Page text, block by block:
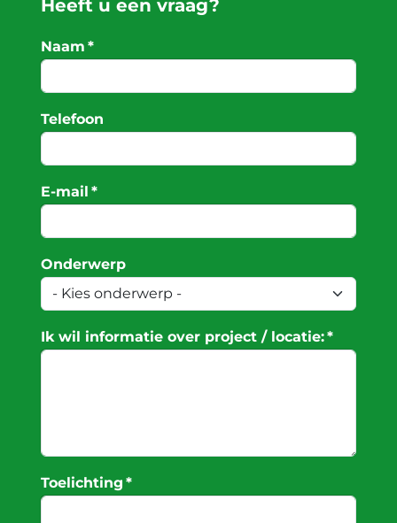
Heeft u een vraag?
Naam *
Telefoon
E-mail *
Onderwerp
Ik wil informatie over project / locatie:*
Toelichting *